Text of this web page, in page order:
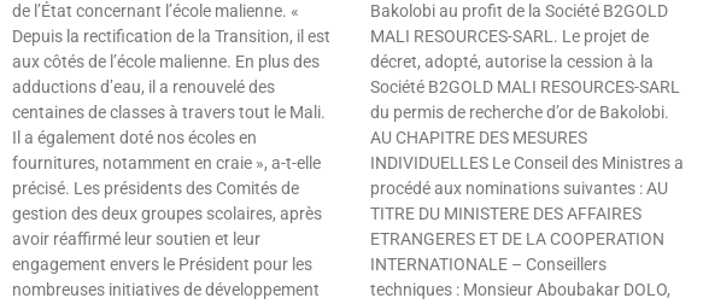
de l’État concernant l’école malienne. «
Depuis la rectification de la Transition, il est
aux côtés de l’école malienne. En plus des
adductions d’eau, il a renouvelé des
centaines de classes à travers tout le Mali.
Il a également doté nos écoles en
fournitures, notamment en craie », a-t-elle
précisé. Les présidents des Comités de
gestion des deux groupes scolaires, après
avoir réaffirmé leur soutien et leur
engagement envers le Président pour les
nombreuses initiatives de développement
Bakolobi au profit de la Société B2GOLD
MALI RESOURCES-SARL. Le projet de
décret, adopté, autorise la cession à la
Société B2GOLD MALI RESOURCES-SARL
du permis de recherche d’or de Bakolobi.
AU CHAPITRE DES MESURES
INDIVIDUELLES Le Conseil des Ministres a
procédé aux nominations suivantes : AU
TITRE DU MINISTERE DES AFFAIRES
ETRANGERES ET DE LA COOPERATION
INTERNATIONALE – Conseillers
techniques : Monsieur Aboubakar DOLO,